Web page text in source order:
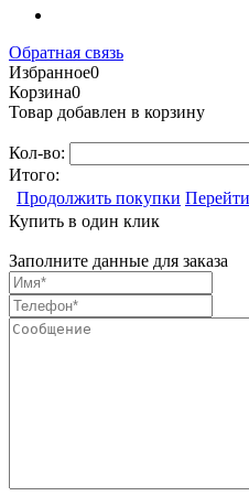
Обратная связь
Избранное0
Корзина0
Товар добавлен в корзину
Кол-во:
Итого:
Продолжить покупки
Купить в один клик
Заполните данные для заказа